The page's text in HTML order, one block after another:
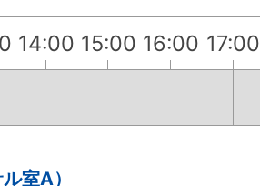
14:00 15:00 16:00 17:00
室A）